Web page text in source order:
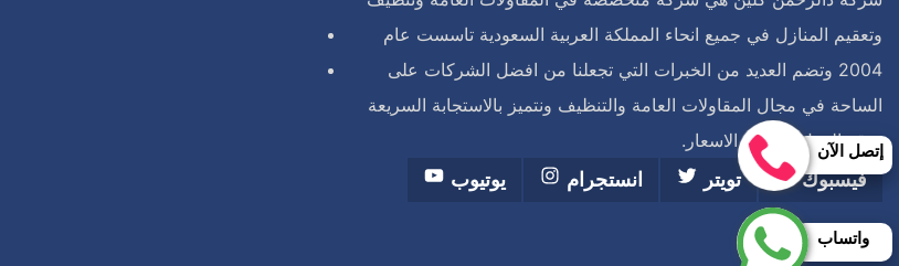
وتعقيم المنازل في جميع انحاء المملكة العربية السعودية تاسست عام
2004 وتضم العديد من الخبرات التي تجعلنا من افضل الشركات على
الساحة في مجال المقاولات العامة والتنظيف ونتميز بالاستجابة السريعة
ودقة العمل وافضل الاسعار.
فيسبوك
تويتر انستجرام يوتيوب
واتساب
إتصل الآن